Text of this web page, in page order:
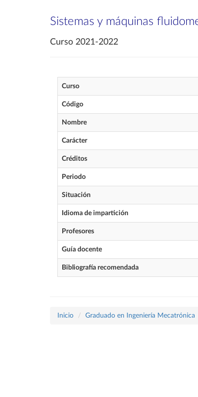
Sistemas y máquinas
Curso 2021-2022
Curso
Código
Nombre
Carácter
Créditos
Periodo
Situación
Idioma de impartición
Profesores
Guía docente
Bibliografía recomendada
Inicio Graduado en Ingeniería Mecatrónica